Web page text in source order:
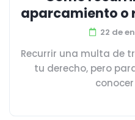
aparcamiento o
22 de
Recurrir una multa de
tu derecho, pero
conocer